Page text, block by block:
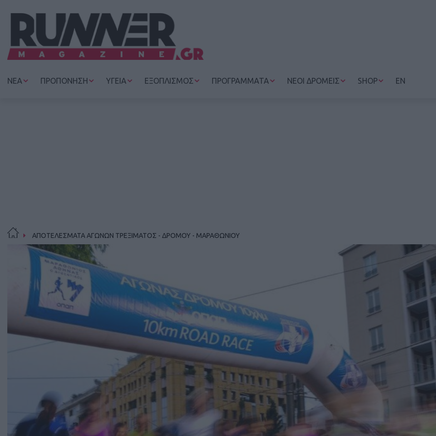
ΝΕΑ ΠΡΟΠΟΝΗΣΗ ΥΓΕΙΑ ΕΞΟΠΛΙΣΜΟΣ ΠΡΟΓΡΑΜΜΑΤΑ ΝΕΟΙ ΔΡΟΜΕΙΣ SHOP EN
ΑΠΟΤΕΛΕΣΜΑΤΑ ΑΓΩΝΩΝ ΤΡΕΞΙΜΑΤΟΣ - ΔΡΟΜΟΥ - ΜΑΡΑΘΩΝΙΟΥ